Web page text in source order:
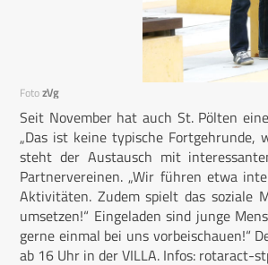
FotozVg
Seit November hat auch St. Pölten
„Das ist keine typische Fortgehrunde,
steht der Austausch mit
Partnervereinen. „Wir führen etwa
Aktivitäten. Zudem spielt das soziale
umsetzen!“ Eingeladen sind junge
gerne einmal bei uns vorbeischauen!“
ab 16 Uhr in der VILLA. Infos: rotaract-